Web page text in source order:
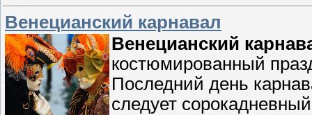
Венецианский карнавал
Венецианский
костюмированный
Последний день
следует